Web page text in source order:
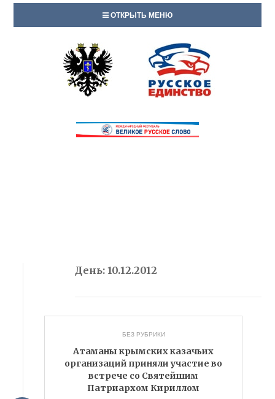
ОТКРЫТЬ МЕНЮ
День:10.12.2012
БЕЗ РУБРИКИ
Атаманы крымских казачьих
организаций приняли участие во
встрече со Святейшим
Патриархом Кириллом